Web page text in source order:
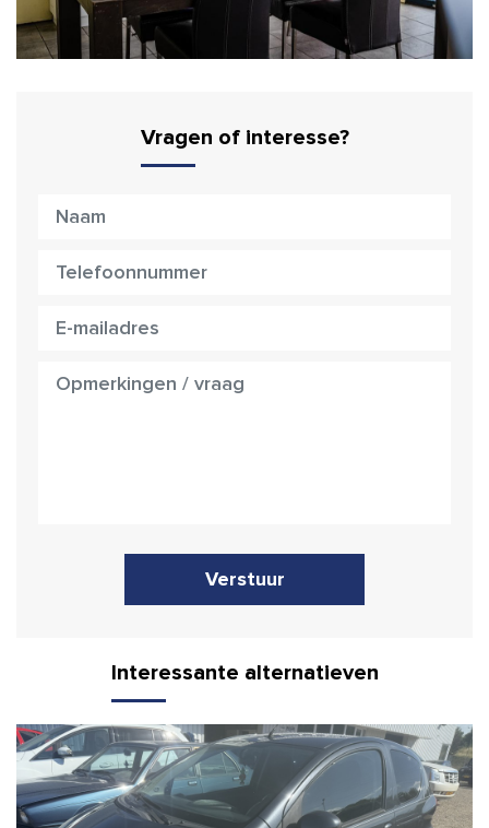
Vragen of interesse?
Verstuur
Interessante alternatieven